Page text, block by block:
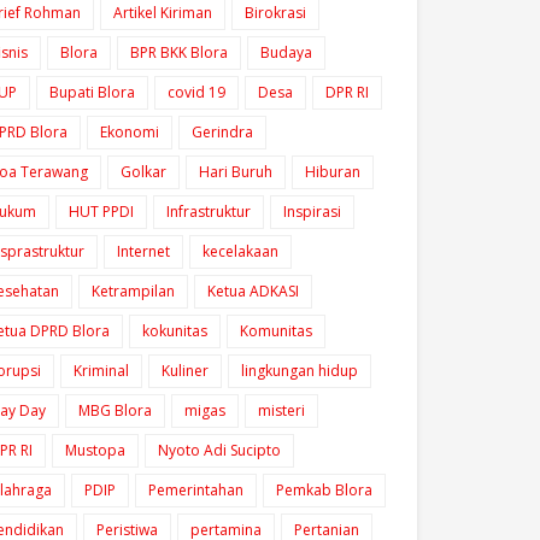
Rohman Artikel Kiriman
Birokrasi
Blora BPR BKK Blora
Budaya
Bupati Blora covid 19 Desa
DPR RI
Blora
Ekonomi
Gerindra
Terawang
Golkar Hari Buruh
Hiburan
HUT PPDI Infrastruktur
Inspirasi
Internet
kecelakaan
Ketrampilan
Ketua ADKASI
DPRD Blora
kokunitas
Komunitas
Kriminal Kuliner
lingkungan hidup
Day
MBG Blora migas
misteri
RI
Mustopa
Nyoto Adi Sucipto
PDIP Pemerintahan
Pemkab Blora
Peristiwa pertamina Pertanian